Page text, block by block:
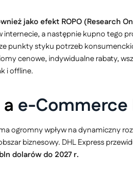
jako efekt ROPO (Research
internecie, a następnie kupno tego
punkty styku potrzeb
cenowe, indywidualne rabaty,
i offline.
e-Commerce
ogromny wpływ na dynamiczny
biznesowy. DHL Express
dolarów do 2027 r.